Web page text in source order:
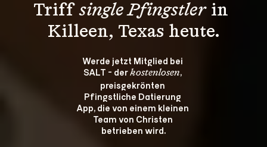
Triff single Pfingstler in
Killeen, Texas heute.
Werde jetzt Mitglied bei
SALT - der kostenlosen,
preisgekrönten
Pfingstliche Datierung
App, die von einem kleinen
Team von Christen
betrieben wird.